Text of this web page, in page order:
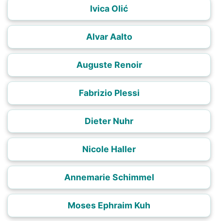
Ivica Olić
Alvar Aalto
Auguste Renoir
Fabrizio Plessi
Dieter Nuhr
Nicole Haller
Annemarie Schimmel
Moses Ephraim Kuh